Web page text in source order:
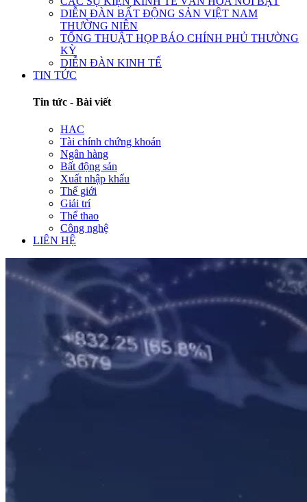
DIỄN ĐÀN BẤT ĐỘNG SẢN VIỆT NAM
THƯỜNG NIÊN
TỔNG THUẬT HỌP BÁO CHÍNH PHỦ THƯỜNG
KỲ
DIỄN ĐÀN KINH TẾ
TIN TỨC
Tin tức - Bài viết
HAC
Tài chính chứng khoán
Ngân hàng
Bất động sản
Xuất nhập khẩu
Thế giới
Giải trí
Thể thao
Công nghệ
LIÊN HỆ